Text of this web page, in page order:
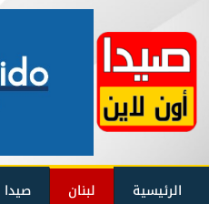
الرئيسية لبنان صيدا